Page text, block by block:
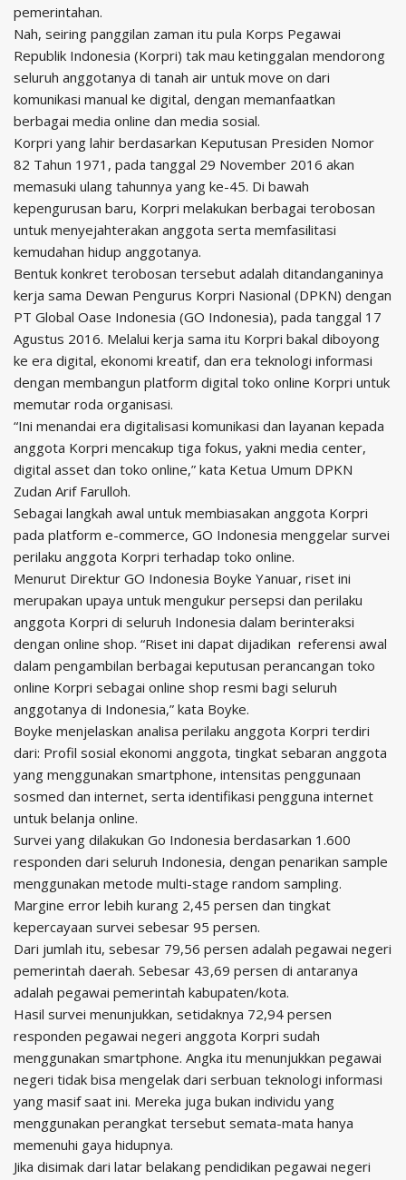
pemerintahan.
Nah, seiring panggilan zaman itu pula Korps Pegawai
Republik Indonesia (Korpri) tak mau ketinggalan mendorong
seluruh anggotanya di tanah air untuk move on dari
komunikasi manual ke digital, dengan memanfaatkan
berbagai media online dan media sosial.
Korpri yang lahir berdasarkan Keputusan Presiden Nomor
82 Tahun 1971, pada tanggal 29 November 2016 akan
memasuki ulang tahunnya yang ke-45. Di bawah
kepengurusan baru, Korpri melakukan berbagai terobosan
untuk menyejahterakan anggota serta memfasilitasi
kemudahan hidup anggotanya.
Bentuk konkret terobosan tersebut adalah ditandanganinya
kerja sama Dewan Pengurus Korpri Nasional (DPKN) dengan
PT Global Oase Indonesia (GO Indonesia), pada tanggal 17
Agustus 2016. Melalui kerja sama itu Korpri bakal diboyong
ke era digital, ekonomi kreatif, dan era teknologi informasi
dengan membangun platform digital toko online Korpri untuk
memutar roda organisasi.
“Ini menandai era digitalisasi komunikasi dan layanan kepada
anggota Korpri mencakup tiga fokus, yakni media center,
digital asset dan toko online,” kata Ketua Umum DPKN
Zudan Arif Farulloh.
Sebagai langkah awal untuk membiasakan anggota Korpri
pada platform e-commerce, GO Indonesia menggelar survei
perilaku anggota Korpri terhadap toko online.
Menurut Direktur GO Indonesia Boyke Yanuar, riset ini
merupakan upaya untuk mengukur persepsi dan perilaku
anggota Korpri di seluruh Indonesia dalam berinteraksi
dengan online shop. “Riset ini dapat dijadikan referensi awal
dalam pengambilan berbagai keputusan perancangan toko
online Korpri sebagai online shop resmi bagi seluruh
anggotanya di Indonesia,” kata Boyke.
Boyke menjelaskan analisa perilaku anggota Korpri terdiri
dari: Profil sosial ekonomi anggota, tingkat sebaran anggota
yang menggunakan smartphone, intensitas penggunaan
sosmed dan internet, serta identifikasi pengguna internet
untuk belanja online.
Survei yang dilakukan Go Indonesia berdasarkan 1.600
responden dari seluruh Indonesia, dengan penarikan sample
menggunakan metode multi-stage random sampling.
Margine error lebih kurang 2,45 persen dan tingkat
kepercayaan survei sebesar 95 persen.
Dari jumlah itu, sebesar 79,56 persen adalah pegawai negeri
pemerintah daerah. Sebesar 43,69 persen di antaranya
adalah pegawai pemerintah kabupaten/kota.
Hasil survei menunjukkan, setidaknya 72,94 persen
responden pegawai negeri anggota Korpri sudah
menggunakan smartphone. Angka itu menunjukkan pegawai
negeri tidak bisa mengelak dari serbuan teknologi informasi
yang masif saat ini. Mereka juga bukan individu yang
menggunakan perangkat tersebut semata-mata hanya
memenuhi gaya hidupnya.
Jika disimak dari latar belakang pendidikan pegawai negeri